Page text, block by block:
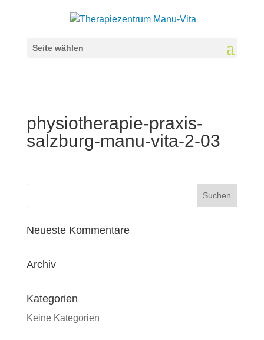
Seite wählen
physiotherapie-praxis-
salzburg-manu-vita-2-03
Neueste Kommentare
Archiv
Kategorien
Keine Kategorien